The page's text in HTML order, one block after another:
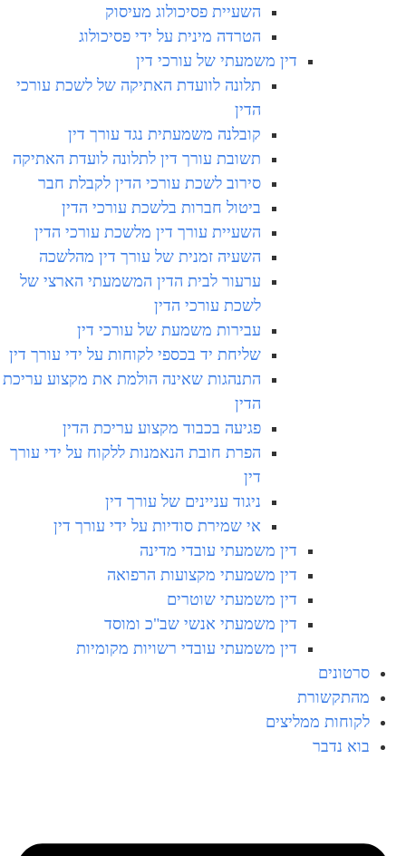
השעיית פסיכולוג מעיסוק
הטרדה מינית על ידי פסיכולוג
דין משמעתי של עורכי דין
תלונה לוועדת האתיקה של לשכת עורכי
הדין
קובלנה משמעתית נגד עורך דין
תשובת עורך דין לתלונה לועדת האתיקה
סירוב לשכת עורכי הדין לקבלת חבר
ביטול חברות בלשכת עורכי הדין
השעיית עורך דין מלשכת עורכי הדין
השעיה זמנית של עורך דין מהלשכה
ערעור לבית הדין המשמעתי הארצי של
לשכת עורכי הדין
עבירות משמעת של עורכי דין
שליחת יד בכספי לקוחות על ידי עורך דין
התנהגות שאינה הולמת את מקצוע עריכת
הדין
פגיעה בכבוד מקצוע עריכת הדין
הפרת חובת הנאמנות ללקוח על ידי עורך
דין
ניגוד עניינים של עורך דין
אי שמירת סודיות על ידי עורך דין
דין משמעתי עובדי מדינה
דין משמעתי מקצועות הרפואה
דין משמעתי שוטרים
דין משמעתי אנשי שב"כ ומוסד
דין משמעתי עובדי רשויות מקומיות
סרטונים
מהתקשורת
לקוחות ממליצים
בוא נדבר